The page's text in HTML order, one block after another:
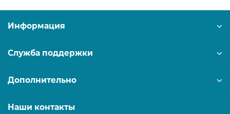
Информация
Служба поддержки
Дополнительно
Наши контакты